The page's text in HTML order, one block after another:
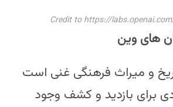
Credit to https://
های وین
و میراث فرهنگی غنی است
برای بازدید و کشف وجود